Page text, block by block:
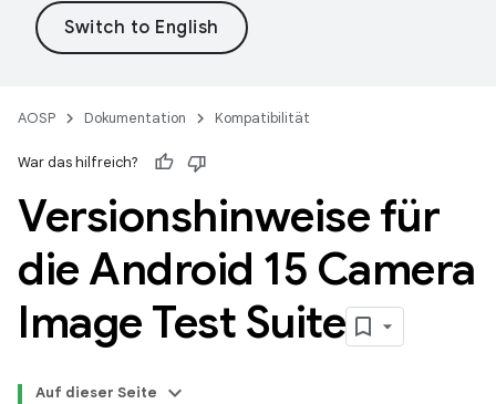
AOSP Dokumentation Kompatibilität
War das hilfreich?
Versionshinweise für
die Android 15 Camera
Image Test Suite
Auf dieser Seite